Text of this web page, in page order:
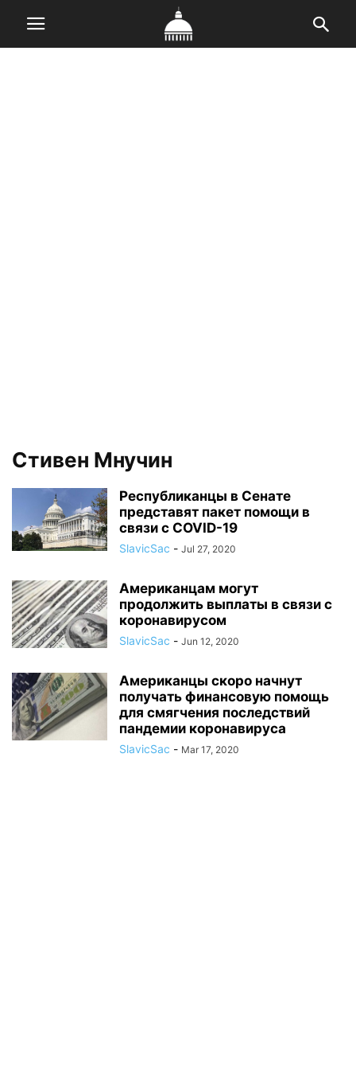
Стивен Мнучин
Республиканцы в Сенате
представят пакет помощи в
связи с COVID-19
SlavicSac - Jul 27, 2020
Американцам могут
продолжить выплаты в связи с
коронавирусом
SlavicSac - Jun 12, 2020
Американцы скоро начнут
получать финансовую помощь
для смягчения последствий
пандемии коронавируса
SlavicSac - Mar 17, 2020